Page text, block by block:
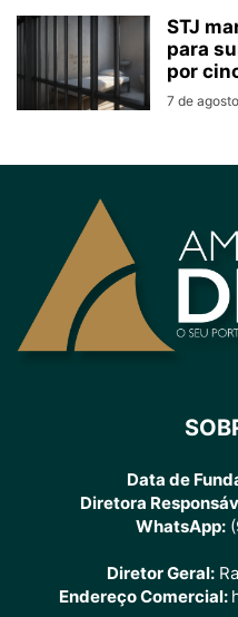
STJ
para
por
7 de
Data de
Diretora
WhatsApp:
Diretor Geral:
Endereço Comercial: